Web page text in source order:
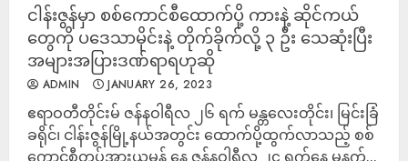
ငါန်းဇွန်မှာ စစ်ကောင်စီထောက်ပို့ ကားနဲ့ ဆိုင်ကယ်
တွေကို ပဒေသာမိုင်းနဲ့ တိုက်ခိုက်လို့ ၃ ဦး သေဆုံးပြီး
အများအပြားဒဏ်ရာရဟုဆို
ADMIN JANUARY 26, 2023
ဧရာဝတီတိုင်းမ် ဇန်နဝါရီလ ၂၆ ရက် မန္တလေးတိုင်း၊ မြင်းခြံ
ခရိုင်၊ ငါန်းဇွန်မြို့နယ်အတွင်း ထောက်ပို့ထွက်လာသည့် စစ်
ကောင်စီတပ်အားယမန် နေ့ ဇန်နဝါရီလ ၂၄ ရက်နေ့ မနက်...